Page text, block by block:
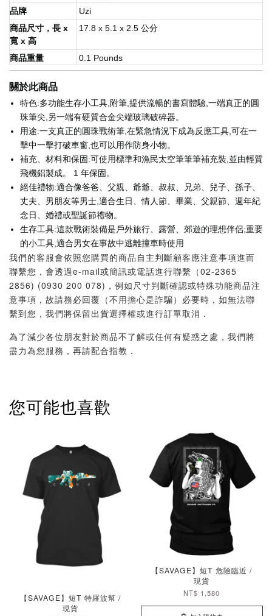
品牌
Uzi
商品尺寸，長 x
寬 x 高
17.8 x 5.1 x 2.5 公分
商品重量 0.1 Pounds
關於此商品
特色:多功能生存小工具,附筆,提供流暢的書寫體驗,一端真正的圓
珠筆尖,另一端有硬質合金尖端玻璃破碎器。
用途:一支真正的圓珠戰術筆,在緊急情況下成為反應工具,可在一
擊中一擊打破車窗,也可以用作防身小物。
補充、材料和保固:可使用標準和漁民太空筆筆筆補充裝,並由輕質
飛機鋁製成。 1 年保固。
絕佳禮物:適合像爸爸、父親、爺爺、叔叔、兄弟、兒子、孫子、
丈夫、男朋友等男士,適合生日、情人節、畢業、父親節、週年紀
念日、婚禮或聖誕節禮物。
生存工具:這款戰術裝備是戶外旅行、露營、郊遊的理想伴侶;重要
的小工具,適合男女在事故中逃離撞車時使用
我們的客服會依照您購買的商品自主判斷顧客應注意事項進而
聯繫您，會透過e-mail或簡訊或電話進行聯繫（02-2365
2856) (0930 200 078)，例如尺寸判斷確認或特殊功能商品注
意事項，故請務必回覆（不用擔心是詐騙）必要時，如無法聯
繫到您，我們將保留出貨選擇權或進行訂單取消．
為了減少各位朋友對於商品不了解或任何有疑惑之處，我們將
盡力為您服務，再請配合指教．
您可能也喜歡
【SAVAGE】短T 特羅波幫 /
現貨
【SAVAGE】短T 危險臨近 /
現貨
NT$ 1,580